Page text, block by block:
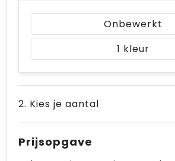
Onbewerkt
1
2. Kies je aantal
Prijsopgave